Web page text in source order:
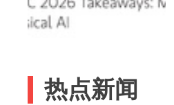
热点新闻